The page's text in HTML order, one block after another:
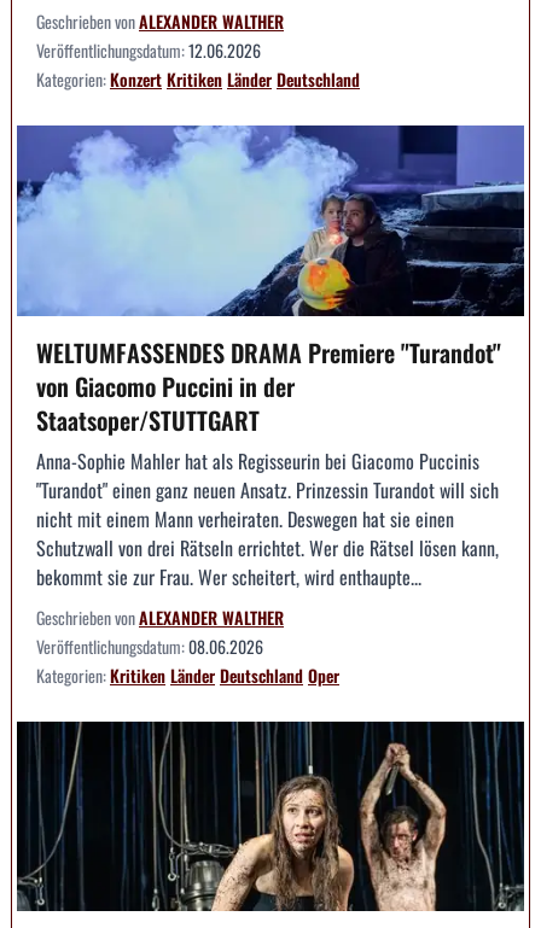
Geschrieben vonALEXANDER WALTHER
Veröffentlichungsdatum:12.06.2026
Kategorien:KonzertKritikenLänderDeutschland
WELTUMFASSENDES DRAMA Premiere "Turandot"
von Giacomo Puccini in der
Staatsoper/STUTTGART
Anna-Sophie Mahler hat als Regisseurin bei Giacomo Puccinis
"Turandot" einen ganz neuen Ansatz. Prinzessin Turandot will sich
nicht mit einem Mann verheiraten. Deswegen hat sie einen
Schutzwall von drei Rätseln errichtet. Wer die Rätsel lösen kann,
bekommt sie zur Frau. Wer scheitert, wird enthaupte...
Geschrieben vonALEXANDER WALTHER
Veröffentlichungsdatum:08.06.2026
Kategorien:KritikenLänderDeutschlandOper